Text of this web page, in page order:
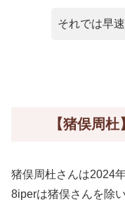
それでは早
【猪俣周
猪俣周杜さんは2024
8iperは猪俣さんを除